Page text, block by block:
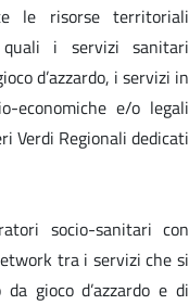
le risorse territoriali
quali i servizi sanitari
d’azzardo, i servizi in
economiche e/o legali
Verdi Regionali dedicati
socio-sanitari con
tra i servizi che si
gioco d’azzardo e di